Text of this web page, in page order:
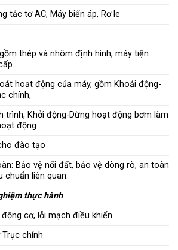
tắc tơ AC, Máy biến áp, Rơ le
thép và nhôm định hình, máy tiện
hoạt động của máy, gồm Khoải động-
chính,
trình, Khởi động-Dừng hoạt động bơm làm
động
đào tạo
Bảo vệ nối đất, bảo vệ dòng rò, an toàn
chuẩn liên quan.
thực hành
cơ, lỗi mạch điều khiển
chính